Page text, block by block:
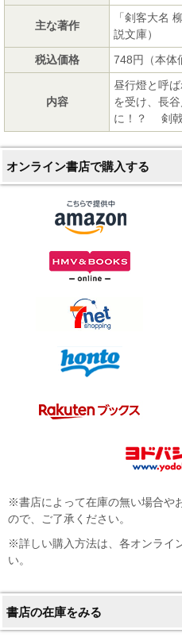
主な著作
「剣客大名
説文庫）
税込価格
748円（本体
内容
昼行燈と呼
を受け、長
に！？ 剣戟
オンライン書店で購入する
※書店によって在庫の無い場合や
ので、ご了承ください。
※詳しい購入方法は、各オンライ
い。
書店の在庫をみる